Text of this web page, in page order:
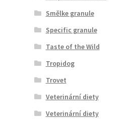
Smělke granule
Specific granule
Taste of the Wild
Tropidog
Trovet
Veterinární diety
Veterinární diety